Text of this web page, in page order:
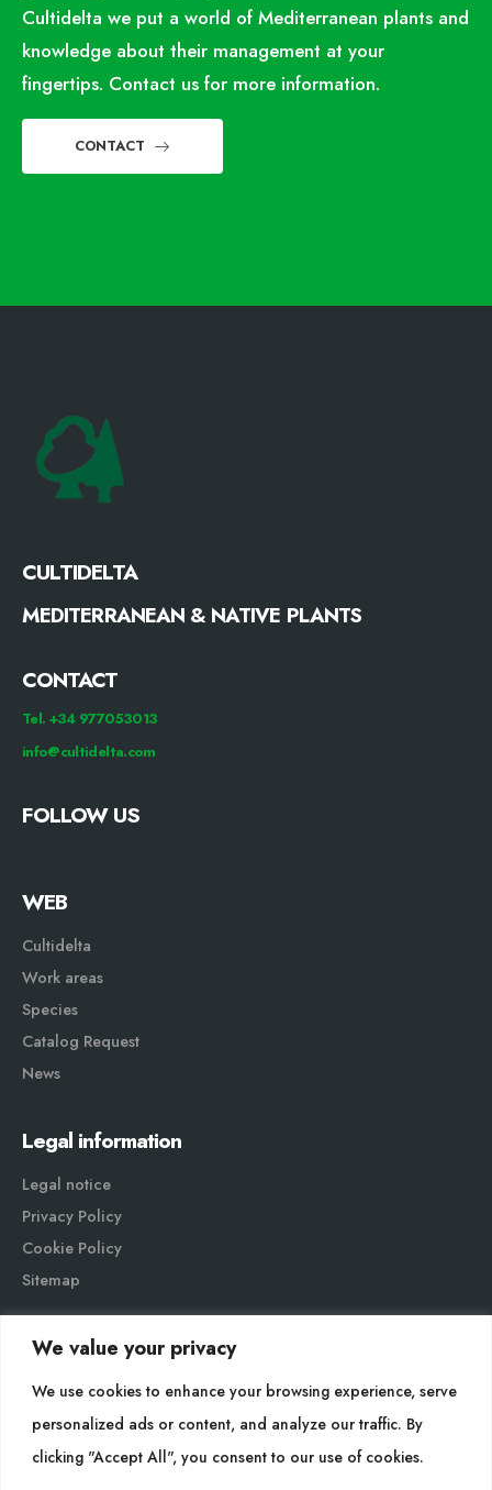
We value your privacy
We use cookies to enhance your browsing experience, serve
personalized ads or content, and analyze our traffic. By
clicking "Accept All", you consent to our use of cookies.
Cultidelta we put a world of Mediterranean plants and
knowledge about their management at your
fingertips. Contact us for more information.
CONTACT
CULTIDELTA
MEDITERRANEAN & NATIVE PLANTS
CONTACT
Tel. +34 977053013
info@cultidelta.com
FOLLOW US
WEB
Cultidelta
Work areas
Species
Catalog Request
News
Legal information
Legal notice
Privacy Policy
Cookie Policy
Sitemap
Cultidelta S.L. © 2023 All rights reserved. | Web Design: